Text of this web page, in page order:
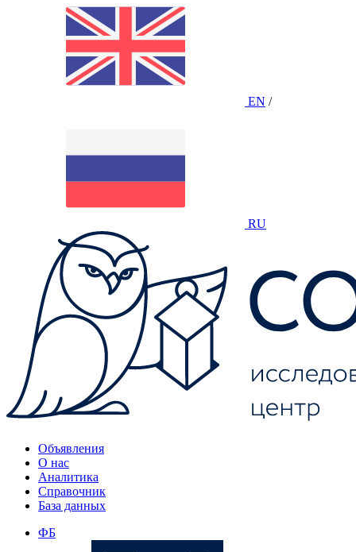
EN /
RU
Объявления
О нас
Аналитика
Справочник
База данных
ФБ